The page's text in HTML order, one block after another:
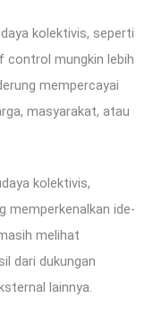
kolektivis, seperti
control mungkin lebih
mempercayai
masyarakat, atau
kolektivis,
memperkenalkan ide-
melihat
dari dukungan
lainnya.